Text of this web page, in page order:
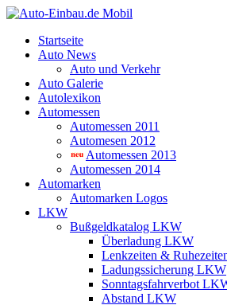
Startseite
Auto News
Auto und Verkehr
Auto Galerie
Autolexikon
Automessen
Automessen 2011
Automesen 2012
Automessen 2013
Automessen 2014
Automarken
Automarken Logos
LKW
Bußgeldkatalog LKW
Überladung LKW
Lenkzeiten &
Ladungssicherung LKW
Sonntagsfahrverbot
Abstand LKW